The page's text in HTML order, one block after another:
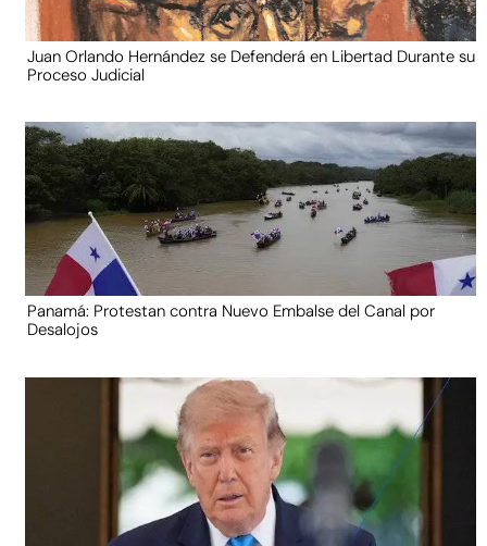
Juan Orlando Hernández se Defenderá en Libertad Durante su
Proceso Judicial
Panamá: Protestan contra Nuevo Embalse del Canal por
Desalojos